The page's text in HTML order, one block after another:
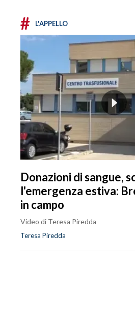
# L'APPELLO
Donazioni di sangue,
l'emergenza estiva:
in campo
Video di Teresa Piredda
Teresa Piredda